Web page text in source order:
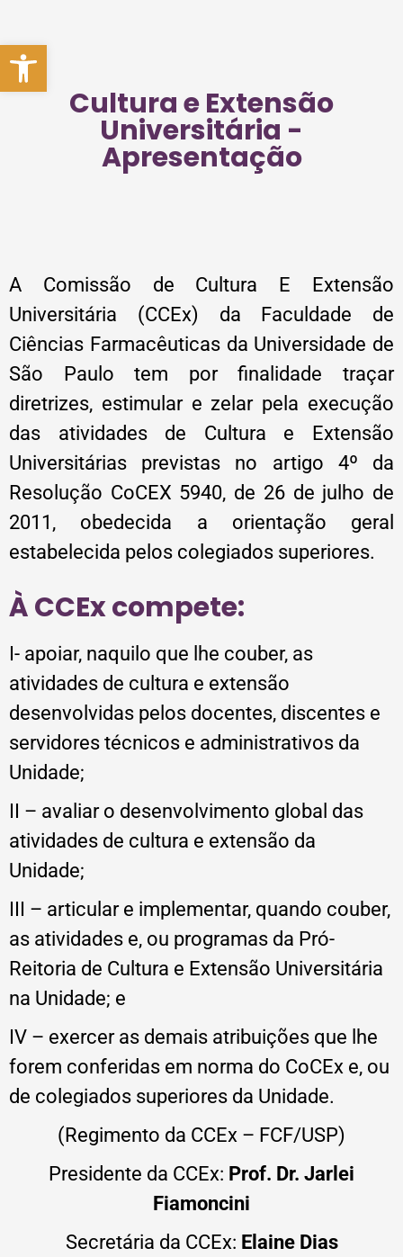
Abrir a barra de ferramentas
Cultura e Extensão
Universitária -
Apresentação
A Comissão de Cultura E Extensão
Universitária (CCEx) da Faculdade de
Ciências Farmacêuticas da Universidade de
São Paulo tem por finalidade traçar
diretrizes, estimular e zelar pela execução
das atividades de Cultura e Extensão
Universitárias previstas no artigo 4º da
Resolução CoCEX 5940, de 26 de julho de
2011, obedecida a orientação geral
estabelecida pelos colegiados superiores.
À CCEx compete:
I- apoiar, naquilo que lhe couber, as
atividades de cultura e extensão
desenvolvidas pelos docentes, discentes e
servidores técnicos e administrativos da
Unidade;
II – avaliar o desenvolvimento global das
atividades de cultura e extensão da
Unidade;
III – articular e implementar, quando couber,
as atividades e, ou programas da Pró-
Reitoria de Cultura e Extensão Universitária
na Unidade; e
IV – exercer as demais atribuições que lhe
forem conferidas em norma do CoCEx e, ou
de colegiados superiores da Unidade.
(Regimento da CCEx – FCF/USP)
Presidente da CCEx: Prof. Dr. Jarlei
Fiamoncini
Secretária da CCEx: Elaine Dias